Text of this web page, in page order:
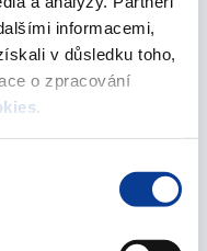
informacemi,
v důsledku toho,
o zpracování
.
ve smyslu